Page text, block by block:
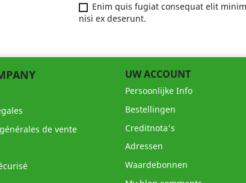
Enim quis fugiat consequat elit
nisi ex deserunt.
de vente
UW ACCOUNT
Persoonlijke Info
Bestellingen
Creditnota's
Adressen
Waardebonnen